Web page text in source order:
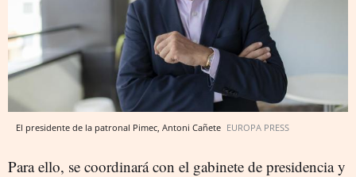
El presidente de la patronal Pimec, Antoni Cañete EUROPA PRESS
Para ello, se coordinará con el gabinete de presidencia y